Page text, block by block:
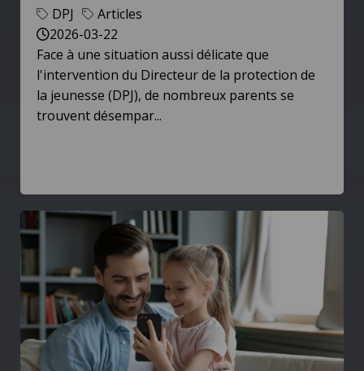
DPJ
Articles
2026-03-22
Face à une situation aussi délicate que
l'intervention du Directeur de la protection de
la jeunesse (DPJ), de nombreux parents se
trouvent désempar...